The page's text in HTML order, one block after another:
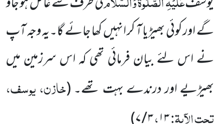
گے اور کوئی بھیڑیا آ کر انہیں کھا جائے گا۔یہ وجہ آپ
نے اس لئے بیان فرمائی تھی کہ اس سرزمین میں
بھیڑیے اور درندے بہت تھے۔ (خازن، یوسف،
تحت الآیۃ: ،